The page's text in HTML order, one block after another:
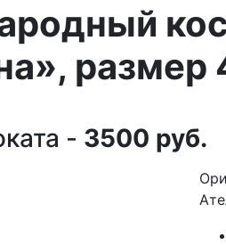
- 3500 руб.